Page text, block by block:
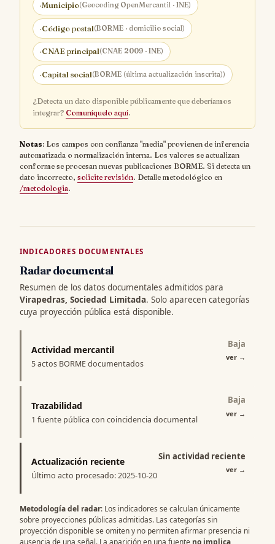
·Municipio(Geocoding OpenMercantil · INE)
·Código postal(BORME · domicilio social)
·CNAE principal(CNAE 2009 · INE)
·Capital social(BORME (última actualización inscrita))
¿Detecta un dato disponible públicamente que deberíamos
integrar? Comuníquelo aquí.
Notas: Los campos con confianza "media" provienen de inferencia
automatizada o normalización interna. Los valores se actualizan
conforme se procesan nuevas publicaciones BORME. Si detecta un
dato incorrecto, solicite revisión. Detalle metodológico en
/metodologia.
INDICADORES DOCUMENTALES
Radar documental
Resumen de los datos documentales admitidos para
Virapedras, Sociedad Limitada. Solo aparecen categorías
cuya proyección pública está disponible.
Actividad mercantil
5 actos BORME documentados
Baja
ver →
Trazabilidad
1 fuente pública con coincidencia documental
Baja
ver →
Actualización reciente
Último acto procesado: 2025-10-20
Sin actividad reciente
ver →
Metodología del radar: Los indicadores se calculan únicamente
sobre proyecciones públicas admitidas. Las categorías sin
proyección disponible se omiten y no permiten afirmar presencia ni
ausencia de una señal. La aparición en una fuente no implica